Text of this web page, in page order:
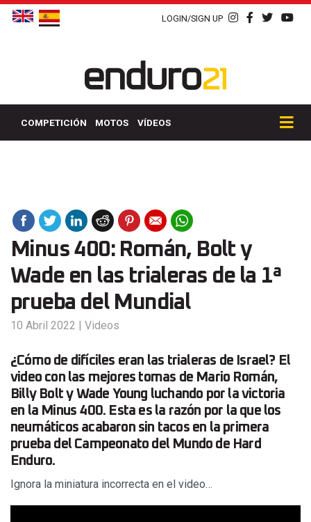
LOGIN/SIGN UP
COMPETICIÓN MOTOS VÍDEOS
Minus 400: Román, Bolt y
Wade en las trialeras de la 1ª
prueba del Mundial
10 Abril 2022 Videos
¿Cómo de difíciles eran las trialeras de Israel? El
video con las mejores tomas de Mario Román,
Billy Bolt y Wade Young luchando por la victoria
en la Minus 400. Esta es la razón por la que los
neumáticos acabaron sin tacos en la primera
prueba del Campeonato del Mundo de Hard
Enduro.
Ignora la miniatura incorrecta en el video…